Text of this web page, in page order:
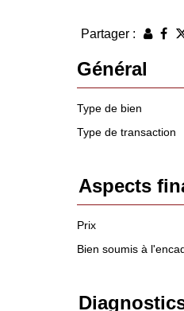
Partager :
Général
Type de bien
Type de transaction
Aspects
Prix
Bien soumis à